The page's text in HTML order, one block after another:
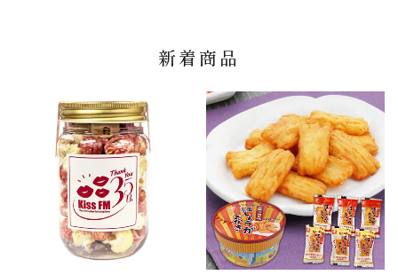
新着商品